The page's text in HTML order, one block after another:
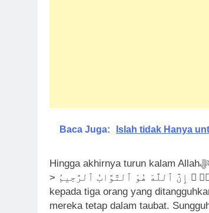
Baca Juga: Islah tidak Hanya
> وَعَلَى ٱلثَّلَـٰثَةِ ٱلَّذِينَ خُلِّفُوا۟… ثُمَّ تَابَ عَلَيْهِمْ لِيَتُوبُوا۟ ۚ إِنَّ ٱللَّهَ هُوَ ٱلتَّوَّابُ ٱلرَّحِيمُ “…Dan
kepada tiga orang yang
mereka tetap dalam taubat.